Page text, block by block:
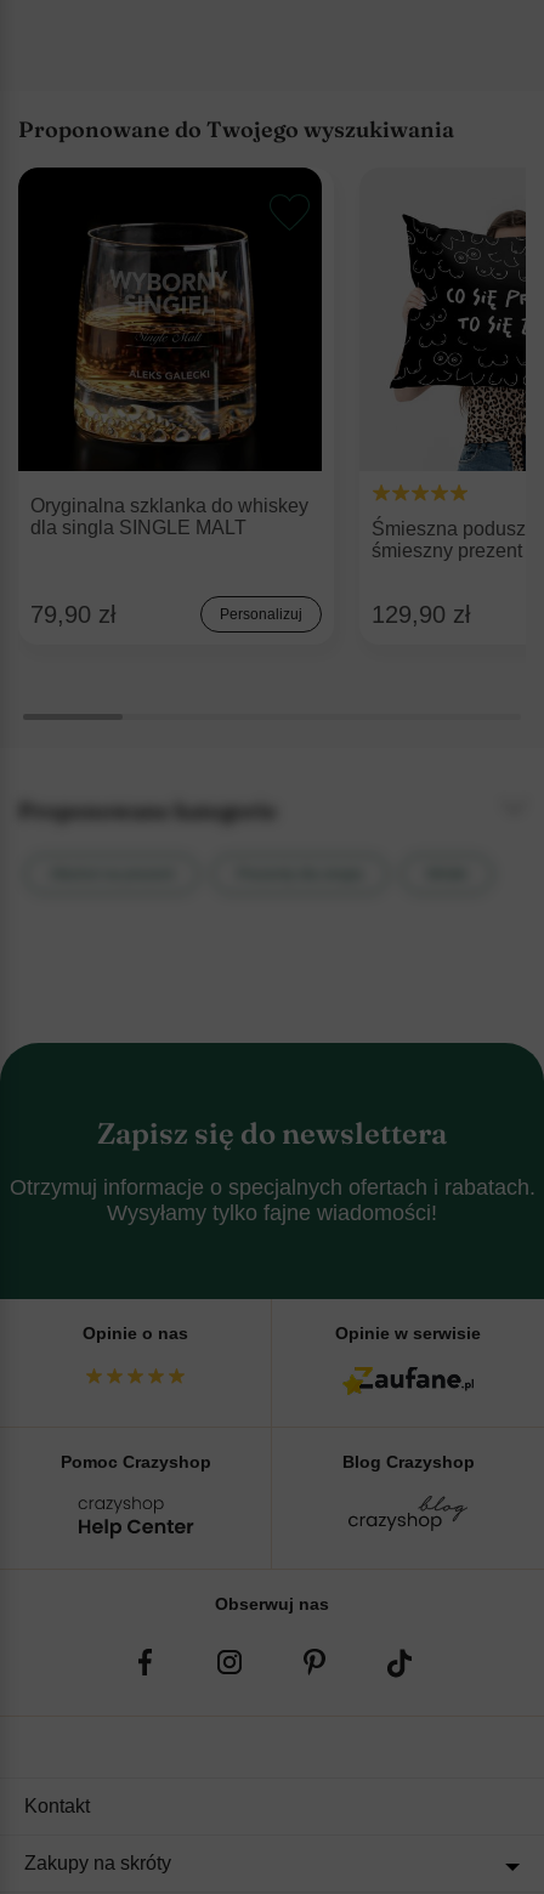
Proponowane do Twojego wyszukiwania
Oryginalna szklanka do whiskey
dla singla SINGLE MALT
79,90 zł Personalizuj
Śmieszna
śmieszny prezent
129,90 zł
Proponowane kategorie
Zapisz się do newslettera
Otrzymuj informacje o specjalnych ofertach i rabatach.
Wysyłamy tylko fajne wiadomości!
Opinie o nas Opinie w serwisie
Pomoc Crazyshop Blog Crazyshop
Obserwuj nas
Kontakt
Zakupy na skróty